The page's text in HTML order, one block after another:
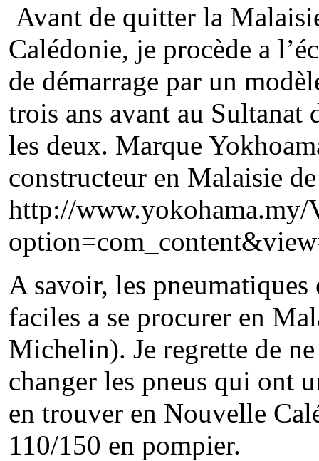
Avant de quitter la
Calédonie, je procède a
de démarrage par un
trois ans avant au Sultanat
les deux. Marque
constructeur en Malaisie
http://www.yokohama.my/
A savoir, les pneumatiques
faciles a se procurer en
Michelin). Je regrette de
changer les pneus qui ont
en trouver en Nouvelle
110/150 en pompier.